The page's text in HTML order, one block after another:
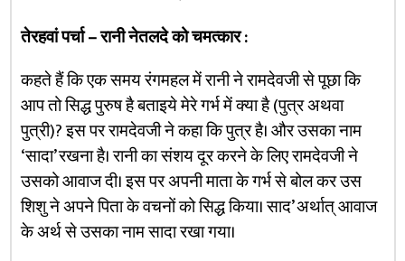
तेरहवां पर्चा – रानी नेतलदे को चमत्कार :
कहते हैं कि एक समय रंगमहल में रानी ने रामदेवजी से पूछा कि
आप तो सिद्ध पुरुष है बताइये मेरे गर्भ में क्या है (पुत्र अथवा
पुत्री)? इस पर रामदेवजी ने कहा कि पुत्र है। और उसका नाम
‘सादा’ रखना है। रानी का संशय दूर करने के लिए रामदेवजी ने
उसको आवाज दी। इस पर अपनी माता के गर्भ से बोल कर उस
शिशु ने अपने पिता के वचनों को सिद्ध किया। साद’ अर्थात् आवाज
के अर्थ से उसका नाम सादा रखा गया।